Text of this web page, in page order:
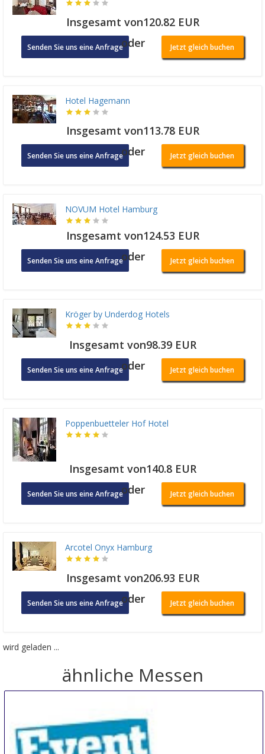
Insgesamt von120.82 EUR
Senden Sie uns eine Anfrageoder Jetzt gleich buchen
Hotel Hagemann
Insgesamt von113.78 EUR
Senden Sie uns eine Anfrageoder Jetzt gleich buchen
NOVUM Hotel Hamburg
Insgesamt von124.53 EUR
Senden Sie uns eine Anfrageoder Jetzt gleich buchen
Kröger by Underdog Hotels
Insgesamt von98.39 EUR
Senden Sie uns eine Anfrageoder Jetzt gleich buchen
Poppenbuetteler Hof Hotel
Insgesamt von140.8 EUR
Senden Sie uns eine Anfrageoder Jetzt gleich buchen
Arcotel Onyx Hamburg
Insgesamt von206.93 EUR
Senden Sie uns eine Anfrageoder Jetzt gleich buchen
wird geladen ...
ähnliche Messen